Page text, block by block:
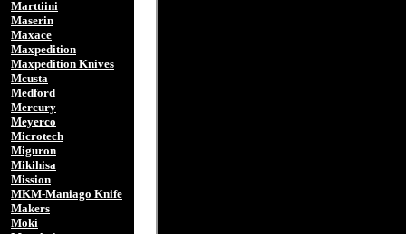
Marttiini
Maserin
Maxace
Maxpedition
Maxpedition Knives
Mcusta
Medford
Mercury
Meyerco
Microtech
Miguron
Mikihisa
Mission
MKM-Maniago Knife
Makers
Moki